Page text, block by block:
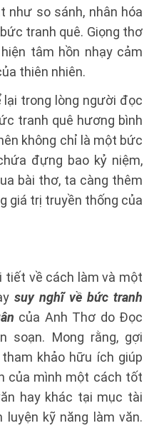
như so sánh, nhân hóa
tranh quê. Giọng thơ
tâm hồn nhạy cảm
thiên nhiên.
lại trong lòng người đọc
tranh quê hương bình
không chỉ là một bức
đựng bao kỷ niệm,
bài thơ, ta càng thêm
giá trị truyền thống của
tiết về cách làm và một
suy nghĩ về bức tranh
của Anh Thơ do Đọc
soạn. Mong rằng, gợi
khảo hữu ích giúp
của mình một cách tốt
hay khác tại mục tài
kỹ năng làm văn.